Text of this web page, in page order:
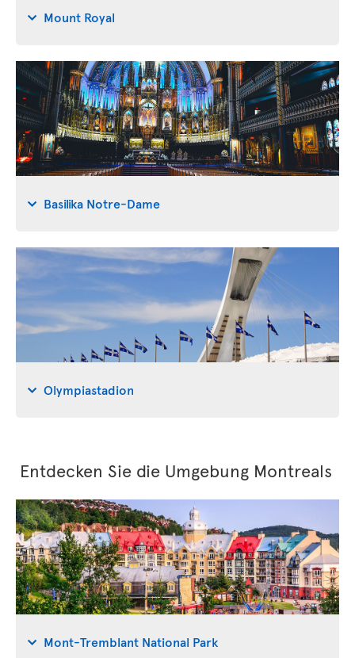
Mount Royal
Basilika Notre-Dame
Olympiastadion
Entdecken Sie die Umgebung Montreals
Mont-Tremblant National Park